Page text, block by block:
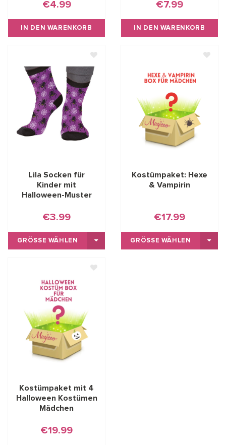
€4.99
IN DEN WARENKORB
€7.99
IN DEN WARENKORB
Lila Socken für
Kinder mit
Halloween-Muster
€3.99
GRÖSSE WÄHLEN
Kostümpaket: Hexe
& Vampirin
€17.99
GRÖSSE WÄHLEN
Kostümpaket mit 4
Halloween Kostümen
Mädchen
€19.99